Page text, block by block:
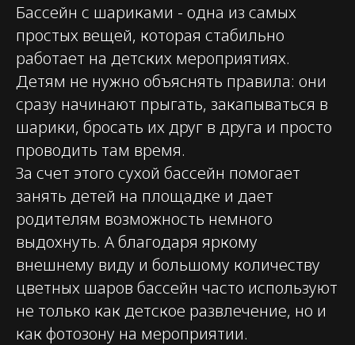
Бассейн с шариками - одна из самых
простых вещей, которая стабильно
работает на детских мероприятиях.
Детям не нужно объяснять правила: они
сразу начинают прыгать, закапываться в
шарики, бросать их друг в друга и просто
проводить там время.
За счет этого сухой бассейн помогает
занять детей на площадке и дает
родителям возможность немного
выдохнуть. А благодаря яркому
внешнему виду и большому количеству
цветных шаров бассейн часто используют
не только как детское развлечение, но и
как фотозону на мероприятии.
© 2026. flash-event.ru
ИП Мамзин Михаил Сергеевич
ИНН: 673109991290
ОГРНИП: 314312302100129
Юр. адрес: 115583, г. Москва,
Ореховый бульвар, д. 24к4.
Тел: +7 964 635-25-15
Эл. почта: flash-event@mail.ru